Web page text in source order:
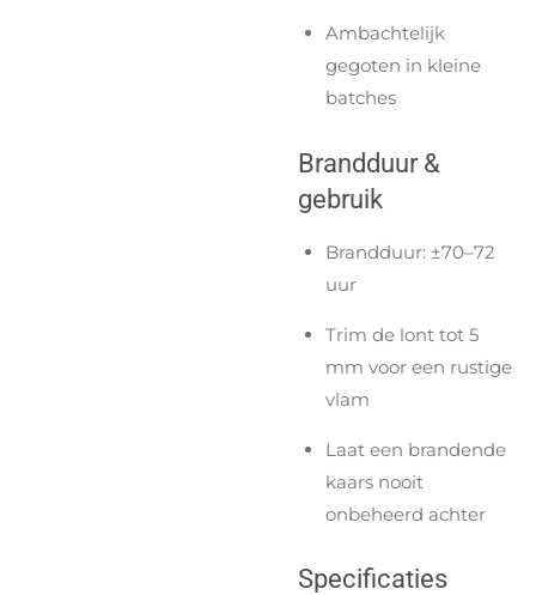
Ambachtelijk
gegoten in kleine
batches
Brandduur &
gebruik
Brandduur: ±70–72
uur
Trim de lont tot 5
mm voor een rustige
vlam
Laat een brandende
kaars nooit
onbeheerd achter
Specificaties